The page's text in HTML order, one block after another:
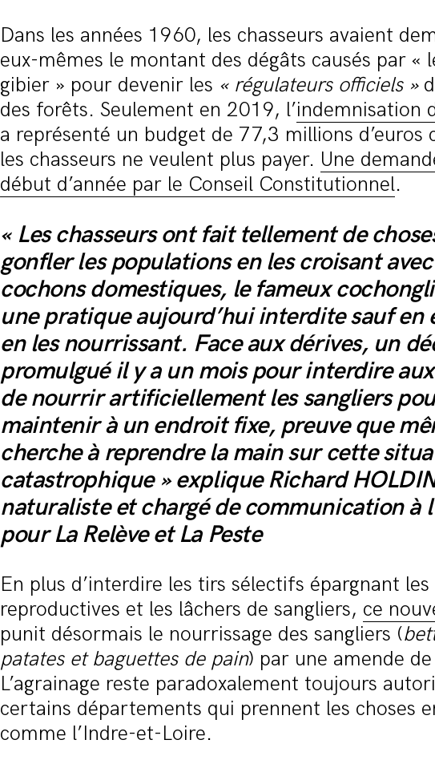
Dans les années 1960, les chasseurs avaient
eux-mêmes le montant des dégâts causés par «
gibier » pour devenir les « régulateurs officiels »
des forêts. Seulement en 2019, l’indemnisation
a représenté un budget de 77,3 millions d’euros
les chasseurs ne veulent plus payer. Une
début d’année par le Conseil Constitutionnel.
« Les chasseurs ont fait tellement de
gonfler les populations en les croisant
cochons domestiques, le fameux
une pratique aujourd’hui interdite sauf en
en les nourrissant. Face aux dérives, un
promulgué il y a un mois pour interdire
de nourrir artificiellement les sangliers
maintenir à un endroit fixe, preuve que
cherche à reprendre la main sur cette
catastrophique » explique Richard
naturaliste et chargé de communication à
pour La Relève et La Peste
En plus d’interdire les tirs sélectifs épargnant les
reproductives et les lâchers de sangliers, ce
punit désormais le nourrissage des sangliers (
patates et baguettes de pain) par une amende
L’agrainage reste paradoxalement toujours
certains départements qui prennent les choses
comme l’Indre-et-Loire.